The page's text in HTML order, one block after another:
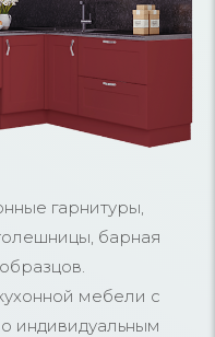
гарнитуры,
барная
мебели с
индивидуальным